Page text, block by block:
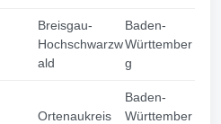
Breisgau-
Hochschwarzw
ald
Baden-
Württember
g
Ortenaukreis
Baden-
Württember